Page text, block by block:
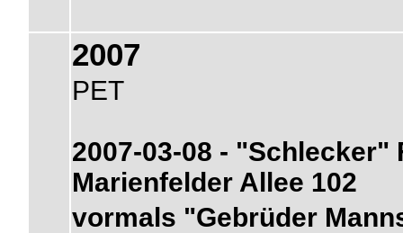
2007
PET
2007-03-08 - "Schlecker"
Marienfelder Allee 102
vormals "Gebrüder